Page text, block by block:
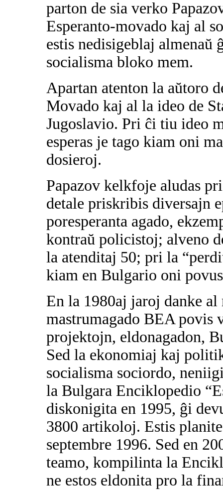
parton de sia verko
Esperanto-movado kaj al
estis nedisigeblaj almenaŭ
socialisma bloko mem.
Apartan atenton la aŭtoro
Movado kaj al la ideo de
Jugoslavio. Pri ĉi tiu ideo
esperas je tago kiam oni
dosieroj.
Papazov kelkfoje aludas
detale priskribis diversajn
poresperanta agado,
kontraŭ policistoj; alveno
la atenditaj 50; pri la
kiam en Bulgario oni
En la 1980aj jaroj danke
mastrumagado BEA
projektojn, eldonagadon,
Sed la ekonomiaj kaj
socialisma sociordo,
la Bulgara Enciklopedio
diskonigita en 1995, ĝi
3800 artikoloj. Estis
septembre 1996. Sed en
teamo, kompilinta la
ne estos eldonita pro la